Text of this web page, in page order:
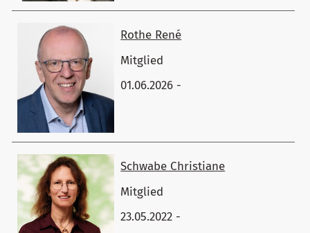
Rothe ​René
Mitglied
01.06.2026 -
Schwabe ​Christiane
Mitglied
23.05.2022 -